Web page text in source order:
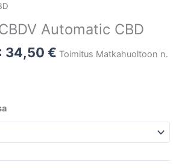
Automatic CBD
34,50 € Toimitus Matkahuoltoon n.